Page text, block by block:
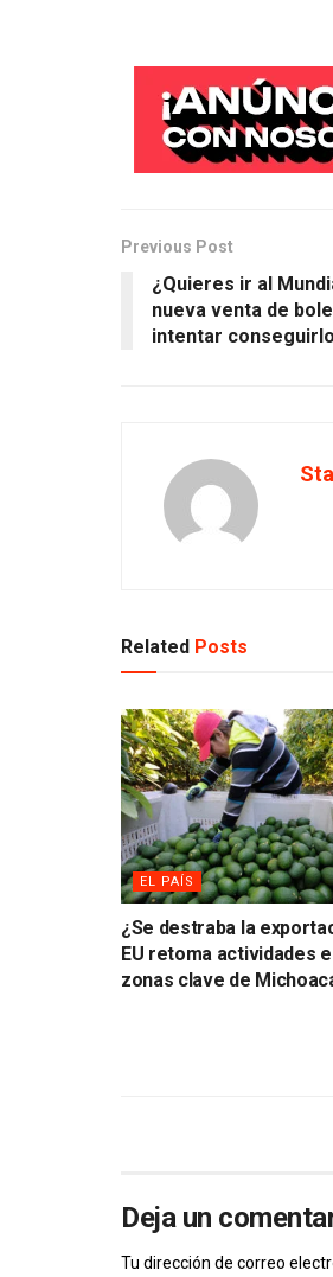
Previous Post
¿Quieres ir al
nueva venta de
intentar
Related Posts
EL PAÍS
¿Se destraba la
EU retoma actividades
zonas clave de
Deja un
Tu dirección de correo